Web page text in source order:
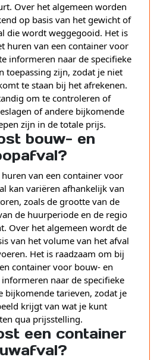
Over het algemeen worden
op basis van het gewicht of
die wordt weggegooid. Het is
huren van een container voor
informeren naar de specifieke
toepassing zijn, zodat je niet
te staan bij het afrekenen.
om te controleren of
of andere bijkomende
zijn in de totale prijs.
bouw- en
van een container voor
kan variëren afhankelijk van
zoals de grootte van de
de huurperiode en de regio
Over het algemeen wordt de
van het volume van het afval
Het is raadzaam om bij
container voor bouw- en
naar de specifieke
bijkomende tarieven, zodat je
krijgt van wat je kunt
qua prijsstelling.
een container